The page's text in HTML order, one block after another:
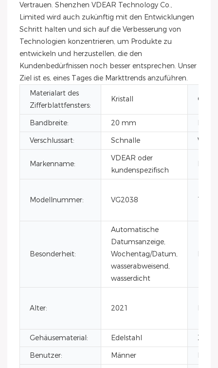
Vertrauen. Shenzhen VDEAR Technology Co.,
Limited wird auch zukünftig mit den Entwicklungen
Schritt halten und sich auf die Verbesserung von
Technologien konzentrieren, um Produkte zu
entwickeln und herzustellen, die den
Kundenbedürfnissen noch besser entsprechen. Unser
Ziel ist es, eines Tages die Markttrends anzuführen.
Materialart des
Zifferblattfensters:
Kristall
Bandbreite: 20 mm
Verschlussart:
Schnalle
Markenname:
VDEAR oder
kundenspezifisch
Modellnummer: VG2038 Typ:
Besonderheit:
Automatische
Datumsanzeige,
Wochentag/Datum,
wasserabweisend,
wasserdicht
Alter: 2021
Gehäusematerial: Edelstahl
Benutzer:
Männer